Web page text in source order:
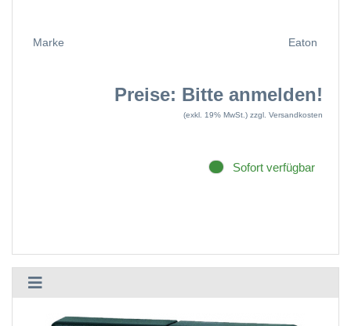
Marke Eaton
Preise: Bitte anmelden!
(exkl. 19% MwSt.) zzgl. Versandkosten
Sofort verfügbar